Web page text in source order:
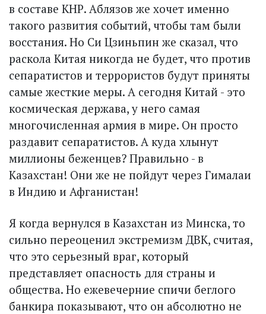
в составе КНР. Аблязов же хочет именно
такого развития событий, чтобы там были
восстания. Но Си Цзиньпин же сказал, что
раскола Китая никогда не будет, что против
сепаратистов и террористов будут приняты
самые жесткие меры. А сегодня Китай - это
космическая держава, у него самая
многочисленная армия в мире. Он просто
раздавит сепаратистов. А куда хлынут
миллионы беженцев? Правильно - в
Казахстан! Они же не пойдут через Гималаи
в Индию и Афганистан!
Я когда вернулся в Казахстан из Минска, то
сильно переоценил экстремизм ДВК, считая,
что это серьезный враг, который
представляет опасность для страны и
общества. Но ежевечерние спичи беглого
банкира показывают, что он абсолютно не